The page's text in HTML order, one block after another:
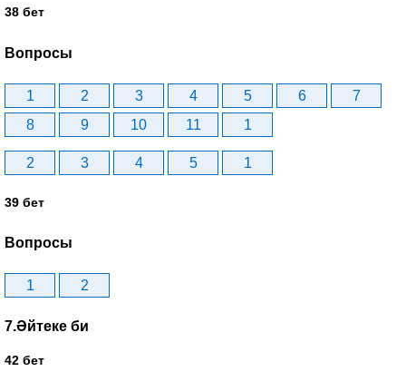
38 бет
Вопросы
1 2 3 4 5 6
7
8
9 10 11 1
2 3 4 5 1
39 бет
Вопросы
1 2
7.Әйтеке би
42 бет